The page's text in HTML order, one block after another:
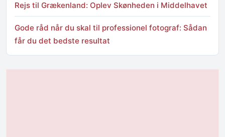
Rejs til Grækenland: Oplev Skønheden i Middelhavet
Gode råd når du skal til professionel fotograf: Sådan
får du det bedste resultat